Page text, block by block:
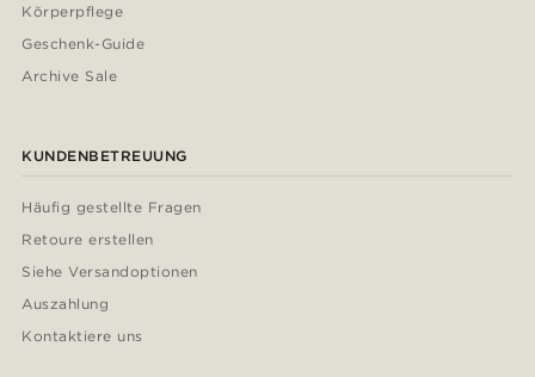
Körperpflege
Geschenk-Guide
Archive Sale
KUNDENBETREUUNG
Häufig gestellte Fragen
Retoure erstellen
Siehe Versandoptionen
Auszahlung
Kontaktiere uns